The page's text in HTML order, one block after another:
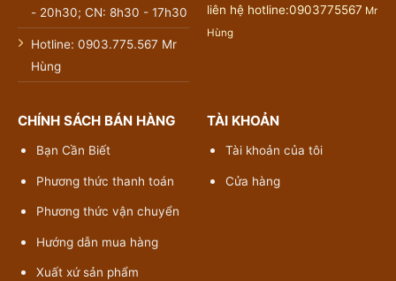
- 20h30; CN: 8h30 - 17h30
Hotline: 0903.775.567 Mr
Hùng
liên hệ hotline:0903775567 Mr
Hùng
CHÍNH SÁCH BÁN HÀNG
Bạn Cần Biết
Phương thức thanh toán
Phương thức vận chuyển
Hướng dẫn mua hàng
Xuất xứ sản phẩm
TÀI KHOẢN
Tài khoản của tôi
Cửa hàng